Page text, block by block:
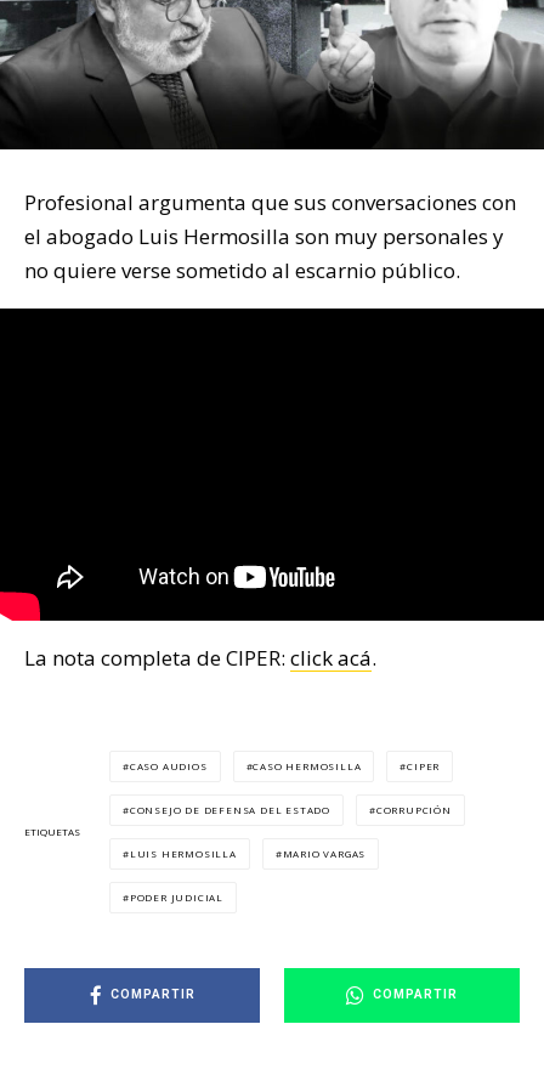
Profesional argumenta que sus conversaciones con
el abogado Luis Hermosilla son muy personales y
no quiere verse sometido al escarnio público.
La nota completa de CIPER: click acá.
ETIQUETAS
CASO AUDIOS CASO HERMOSILLA CIPER
CONSEJO DE DEFENSA DEL ESTADO CORRUPCIÓN
LUIS HERMOSILLA MARIO VARGAS
PODER JUDICIAL
COMPARTIR COMPARTIR